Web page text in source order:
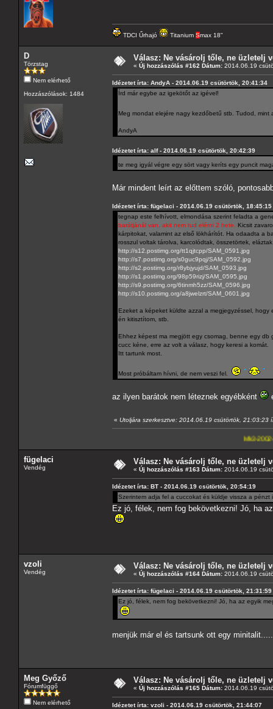
TDCI Űrhajó Titanium Smax 18"
D
Törzstag
Nem elérhető
Hozzászólások: 1484
Válasz: Ne vásárolj tőle, ne üzletelj
« Új hozzászólás #162 Dátum: 2014.06.19
Idézetet írta: AndyA - 2014.06.19 csütörtök, 20:41:34
Írd már egybe az igekötőt az igével!
Meg mondat elejére nagy kezdőbetű stb. Tudod,
AndyA
Idézetet írta: alf - 2014.06.19 csütörtök, 20:42:39
te meg igyál végre egy sört vagy keríts egy puncit
Már mindent leírt az előttem szóló,
Idézetet írta: fügelaci - 2014.06.19 csütörtök, 18:45:15
tegnap este felhívott, elmondása szerint feladta a
barátjánál van, akit nem tud elérni 2 hete. Kicsit
kárpitokat, valamint az első lökhárítót. Ha odaadta a
rosszul voltak tárolva, karcolódtak, összetörtek,
http://s12.postimg.org/tt1qjtcpp/SAM_0591.jpg
http://s7.postimg.org/s0guc9pqj/SAM_0592.jpg
http://s2.postimg.org/r8ybjyujd/SAM_0593.jpg
http://s1.postimg.org/98p59rizj/SAM_0595.jpg
http://s9.postimg.org/6tinmh5zz/SAM_0596.jpg
http://s10.postimg.org/a8jwelzrt/SAM_0601.jpg
Ezeket a képeket küldte azzal a megjegyzéssel,
én kitisztítom, stb.
Ehhez képest ma megjött egy csomag, benne egy
cucc kéne, erre az volt a válasz, hogy keresi a komát.
Itt tartunk most.
Most próbáltam hívni, de nem veszi fel.
az ilyen barátok nem léteznek egyébként
« Utoljára szerkesztve: 2014.06.19 csütörtök, 21:03:23
Mk3-2002-2,5-V6---A4-es
fügelaci
Vendég
Válasz: Ne vásárolj tőle, ne üzletelj
« Új hozzászólás #163 Dátum: 2014.06.19
Idézetet írta: BT - 2014.06.19 csütörtök, 20:54:19
Szerintem adja fel a cuccokat és küldje vissza a pénzt
Ez jó, félek, nem fog bekövetkezni! Jó, ha
vzoli
Vendég
Válasz: Ne vásárolj tőle, ne üzletelj
« Új hozzászólás #164 Dátum: 2014.06.19
Idézetet írta: fügelaci - 2014.06.19 csütörtök, 21:31:59
Ez jó, félek, nem fog bekövetkezni! Jó, ha az egyik
menjük már el és tartsunk ott egy minitalit.....
Meg Győző
Fórumfüggő
Nem elérhető
Válasz: Ne vásárolj tőle, ne üzletelj
« Új hozzászólás #165 Dátum: 2014.06.19
Idézetet írta: vzoli - 2014.06.19 csütörtök, 21:44:07